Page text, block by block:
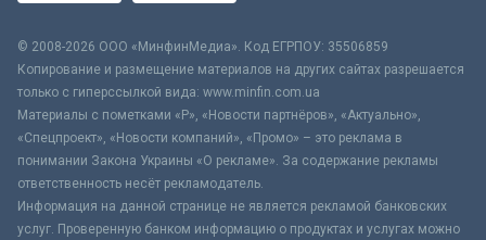
© 2008-2026 ООО «МинфинМедиа». Код ЕГРПОУ: 35506859
Копирование и размещение материалов на других сайтах разрешается
только с гиперссылкой вида: www.minfin.com.ua
Материалы с пометками «Р», «Новости партнёров», «Актуально»,
«Спецпроект», «Новости компаний», «Промо» – это реклама в
понимании Закона Украины «О рекламе». За содержание рекламы
ответственность несёт рекламодатель.
Информация на данной странице не является рекламой банковских
услуг. Проверенную банком информацию о продуктах и услугах можно